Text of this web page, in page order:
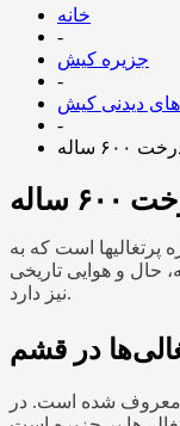
خانه
-
جزیره کیش
-
دیدنی کیش
-
ساله
است که به
حال و هوایی تاریخی
نیز دارد.
در قشم
معروف شده است. در